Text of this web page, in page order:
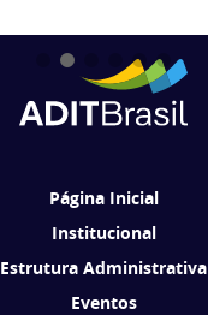
Página Inicial
Institucional
Estrutura Administrativa
Eventos